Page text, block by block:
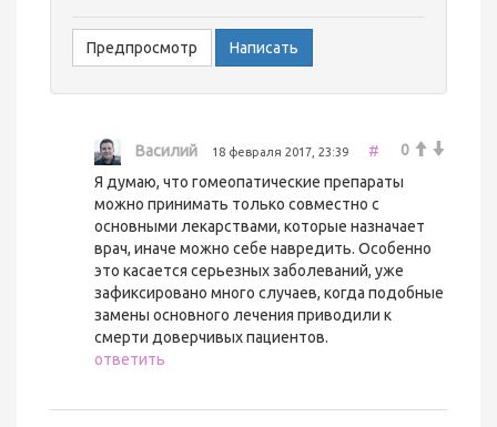
-
Василий 18 февраля 2017, 23:39 #
0
Я думаю, что гомеопатические препараты
можно принимать только совместно с
основными лекарствами, которые назначает
врач, иначе можно себе навредить. Особенно
это касается серьезных заболеваний, уже
зафиксировано много случаев, когда подобные
замены основного лечения приводили к
смерти доверчивых пациентов.
ответить